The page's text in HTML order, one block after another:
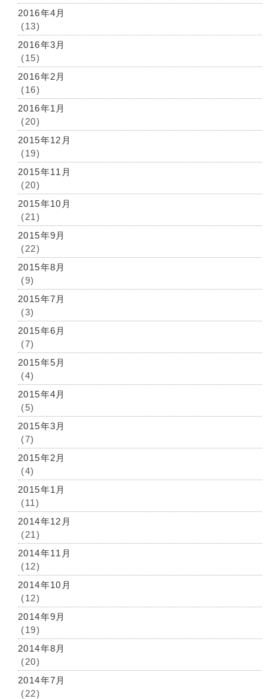
2016年4月
(13)
2016年3月
(15)
2016年2月
(16)
2016年1月
(20)
2015年12月
(19)
2015年11月
(20)
2015年10月
(21)
2015年9月
(22)
2015年8月
(9)
2015年7月
(3)
2015年6月
(7)
2015年5月
(4)
2015年4月
(5)
2015年3月
(7)
2015年2月
(4)
2015年1月
(11)
2014年12月
(21)
2014年11月
(12)
2014年10月
(12)
2014年9月
(19)
2014年8月
(20)
2014年7月
(22)